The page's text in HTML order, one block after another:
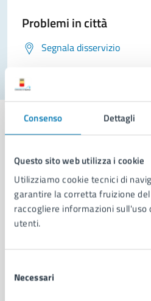
Consenso Dettagli
Questo sito web utilizza i cookie
Utilizziamo cookie tecnici di
garantire la corretta fruizione
raccogliere informazioni sull'uso
utenti.
delNecessari
Problemi in città
Segnala disservizio
Comune di Napoli
AMMINISTRAZIONE
Aree amministrative
Enti e fondazioni